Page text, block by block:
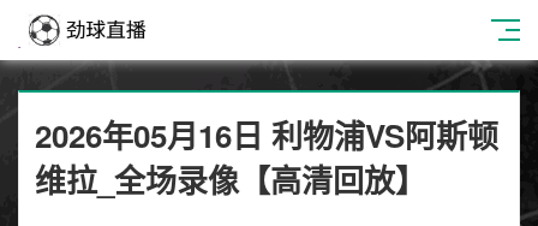
2026年05月16日 利物浦VS阿斯顿
维拉_全场录像【高清回放】